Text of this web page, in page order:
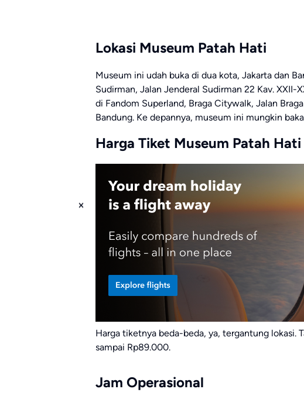
Lokasi Museum Patah Hati
Museum ini udah buka di dua kota, Jakarta dan
Sudirman, Jalan Jenderal Sudirman 22 Kav. XXII-
di Fandom Superland, Braga Citywalk, Jalan
Bandung. Ke depannya, museum ini mungkin
Harga Tiket Museum Patah Hati
Harga tiketnya beda-beda, ya, tergantung lokasi.
sampai Rp89.000.
Jam Operasional